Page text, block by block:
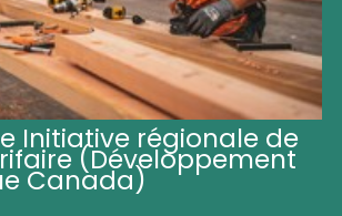
Initiative régionale de
(Développement
Canada)